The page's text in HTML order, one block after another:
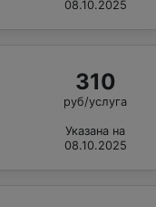
08.10.2025
310
руб/услуга
Указана на
08.10.2025